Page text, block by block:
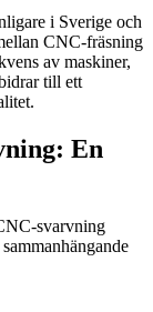
i Sverige och
CNC-fräsning
av maskiner,
till ett
En
svarvning